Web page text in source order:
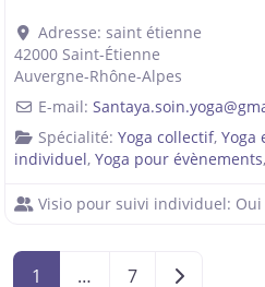
Adresse: saint étienne
42000 Saint-Étienne
Auvergne-Rhône-Alpes
E-mail: Santaya.soin.yoga@
Spécialité: Yoga collectif, Yoga
individuel, Yoga pour évènements
Visio pour suivi individuel: Oui
Posts navigation
1 … 7 Older posts